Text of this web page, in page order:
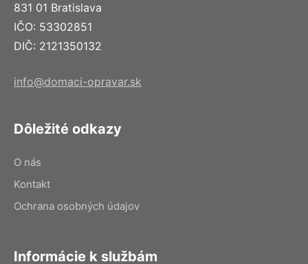
831 01 Bratislava
IČO: 53302851
DIČ: 2121350132
info@domaci-opravar.sk
Dôležité odkazy
O nás
Kontakt
Ochrana osobných údajov
Informácie k službám